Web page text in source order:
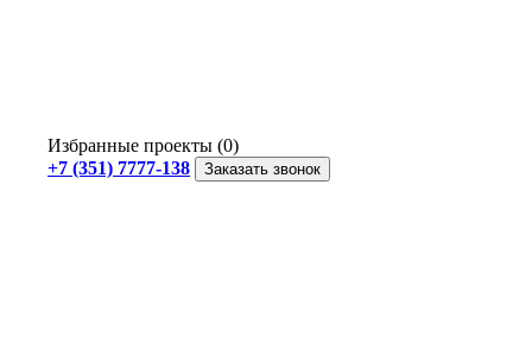
Избранные проекты (0)
+7 (351) 7777-138
Заказать звонок